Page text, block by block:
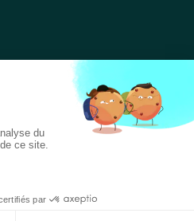
Samedide9hà